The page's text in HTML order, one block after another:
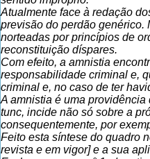
Atualmente face à redação
previsão do perdão genérico.
norteadas por princípios de
reconstituição díspares.
Com efeito, a amnistia
responsabilidade criminal e,
criminal e, no caso de ter
A amnistia é uma providência
tunc, incide não só sobre a
consequentemente, por
Feito esta síntese do quadro
revista e em vigor] e a sua